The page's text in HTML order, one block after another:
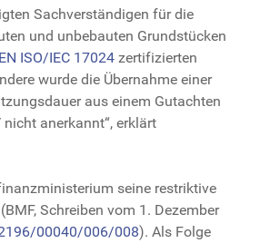
Sachverständigen für die
und unbebauten Grundstücken
ISO/IEC 17024 zertifizierten
wurde die Übernahme einer
aus einem Gutachten
anerkannt“, erklärt
seine restriktive
Schreiben vom 1. Dezember
00040/006/008). Als Folge